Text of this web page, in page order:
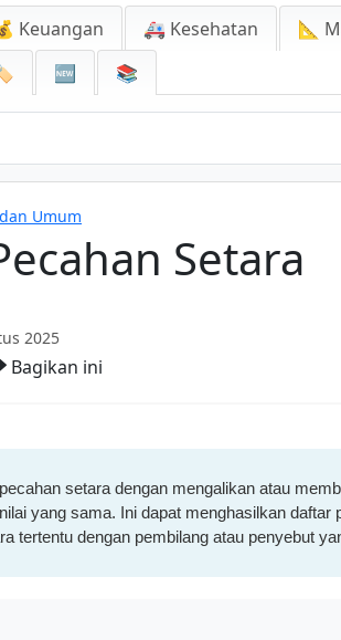
Keuangan 🚑 Kesehatan 📐
🆕 📚
Umum
Setara
2025
Bagikan ini
setara dengan mengalikan atau
yang sama. Ini dapat menghasilkan daftar
tertentu dengan pembilang atau penyebut